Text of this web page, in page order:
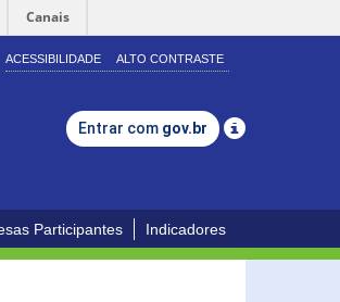
Canais
ACESSIBILIDADE ALTO CONTRASTE
Entrar com gov.br
Participantes Indicadores